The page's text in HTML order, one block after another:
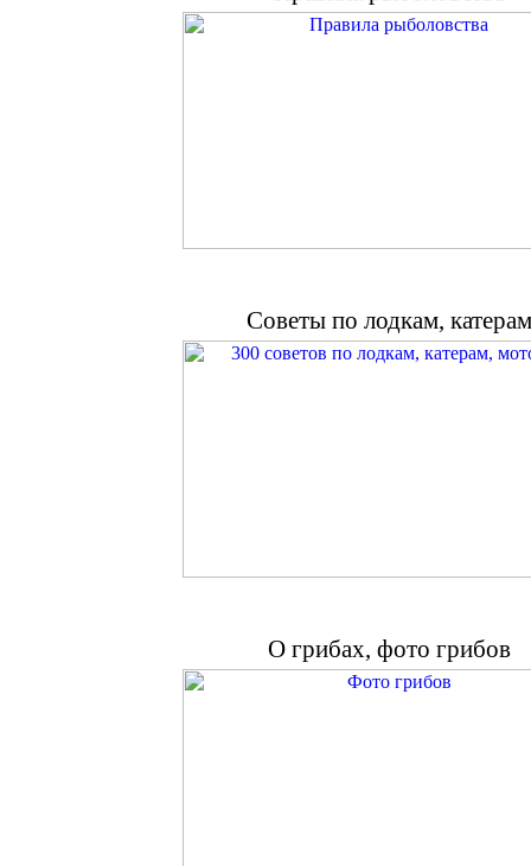
Советы по лодкам, катерам
О грибах, фото грибов